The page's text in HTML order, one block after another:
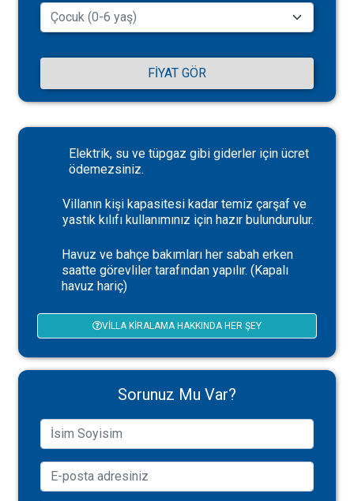
FIYAT GÖR
Elektrik, su ve tüpgaz gibi giderler için ücret
ödemezsiniz.
Villanın kişi kapasitesi kadar temiz çarşaf ve
yastık kılıfı kullanımınız için hazır bulundurulur.
Havuz ve bahçe bakımları her sabah erken
saatte görevliler tarafından yapılır. (Kapalı
havuz hariç)
VILLA KIRALAMA HAKKINDA HER ŞEY
Sorunuz Mu Var?